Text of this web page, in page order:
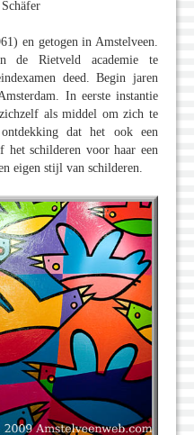
en getogen in Amstelveen.
de Rietveld academie te
deed. Begin jaren
In eerste instantie
als middel om zich te
dat het ook een
het schilderen voor haar een
eigen stijl van schilderen.